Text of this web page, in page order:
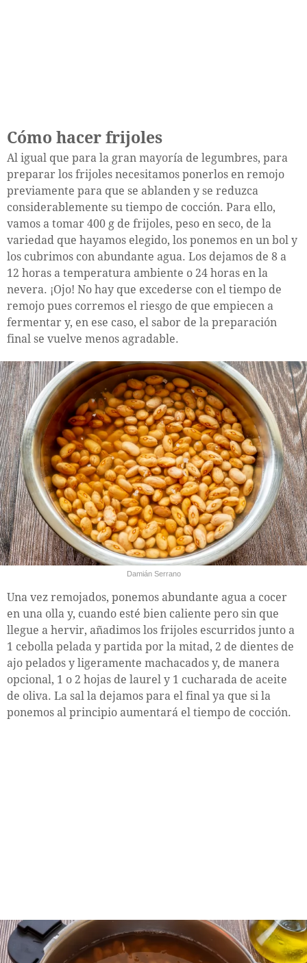
Cómo hacer frijoles
Al igual que para la gran mayoría de legumbres, para
preparar los frijoles necesitamos ponerlos en remojo
previamente para que se ablanden y se reduzca
considerablemente su tiempo de cocción. Para ello,
vamos a tomar 400 g de frijoles, peso en seco, de la
variedad que hayamos elegido, los ponemos en un bol y
los cubrimos con abundante agua. Los dejamos de 8 a
12 horas a temperatura ambiente o 24 horas en la
nevera. ¡Ojo! No hay que excederse con el tiempo de
remojo pues corremos el riesgo de que empiecen a
fermentar y, en ese caso, el sabor de la preparación
final se vuelve menos agradable.
Damián Serrano
Una vez remojados, ponemos abundante agua a cocer
en una olla y, cuando esté bien caliente pero sin que
llegue a hervir, añadimos los frijoles escurridos junto a
1 cebolla pelada y partida por la mitad, 2 de dientes de
ajo pelados y ligeramente machacados y, de manera
opcional, 1 o 2 hojas de laurel y 1 cucharada de aceite
de oliva. La sal la dejamos para el final ya que si la
ponemos al principio aumentará el tiempo de cocción.